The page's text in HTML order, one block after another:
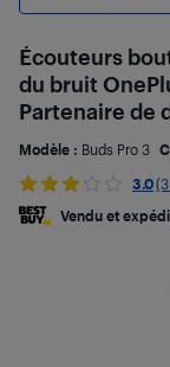
Écouteurs
du bruit
Partenaire de
Modèle : Buds Pro 3
3.0
Vendu et